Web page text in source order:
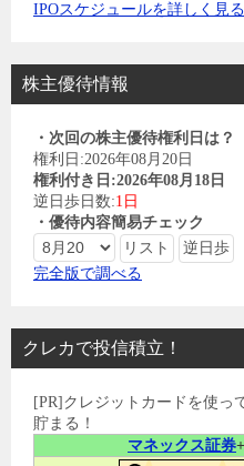
IPOスケジュールを詳しく見る
株主優待情報
・次回の株主優待権利日は？
権利日:2026年08月20日
権利付き日:2026年08月18日
逆日歩日数:1日
・優待内容簡易チェック
完全版で調べる
クレカで投信積立！
[PR]クレジットカードを使っ
貯まる！
マネックス証券